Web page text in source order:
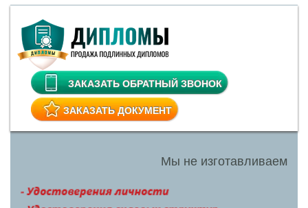
ЗАКАЗАТЬ ОБРАТНЫЙ ЗВОНОК
ЗАКАЗАТЬ ДОКУМЕНТ
Мы не изготавливаем